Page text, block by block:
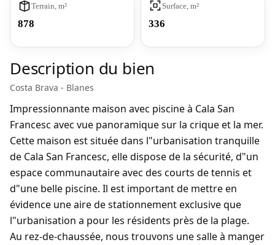
Terrain, m²
878
Surface, m²
336
Description du bien
Costa Brava - Blanes
Impressionnante maison avec piscine à Cala San
Francesc avec vue panoramique sur la crique et la mer.
Cette maison est située dans l"urbanisation tranquille
de Cala San Francesc, elle dispose de la sécurité, d"un
espace communautaire avec des courts de tennis et
d"une belle piscine. Il est important de mettre en
évidence une aire de stationnement exclusive que
l"urbanisation a pour les résidents près de la plage.
Au rez-de-chaussée, nous trouvons une salle à manger